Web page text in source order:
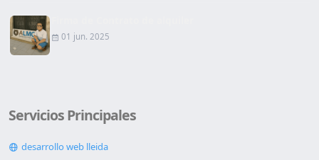
01 jun. 2025
Servicios Principales
desarrollo web lleida